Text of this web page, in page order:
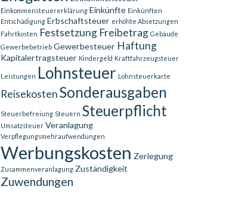
Einkommensteuererklärung Einkünfte Einkünften
Entschädigung Erbschaftsteuer erhöhte Absetzungen
Fahrtkosten Festsetzung Freibetrag Gebäude
Gewerbebetrieb Gewerbesteuer Haftung
Kapitalertragsteuer Kindergeld Kraftfahrzeugsteuer
Leistungen Lohnsteuer Lohnsteuerkarte
ReisekostenSonderausgaben
Steuerbefreiung Steuern Steuerpflicht
Umsatzsteuer Veranlagung
Verpflegungsmehraufwendungen
Werbungskosten Zerlegung
Zusammenveranlagung Zuständigkeit
Zuwendungen